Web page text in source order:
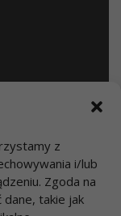
z
i/lub
Zgoda na
takie jak